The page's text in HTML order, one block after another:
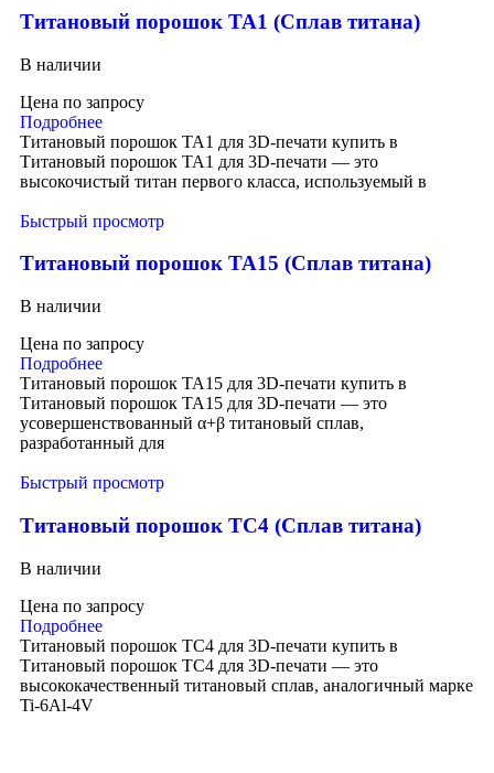
Титановый порошок TA1 (Сплав титана)
В наличии
Цена по запросу
Подробнее
Титановый порошок TA1 для 3D-печати купить в
Титановый порошок TA1 для 3D-печати — это
высокочистый титан первого класса, используемый в
Быстрый просмотр
Титановый порошок TA15 (Сплав титана)
В наличии
Цена по запросу
Подробнее
Титановый порошок TA15 для 3D-печати купить в
Титановый порошок TA15 для 3D-печати — это
усовершенствованный α+β титановый сплав,
разработанный для
Быстрый просмотр
Титановый порошок TC4 (Сплав титана)
В наличии
Цена по запросу
Подробнее
Титановый порошок TC4 для 3D-печати купить в
Титановый порошок TC4 для 3D-печати — это
высококачественный титановый сплав, аналогичный марке
Ti-6Al-4V